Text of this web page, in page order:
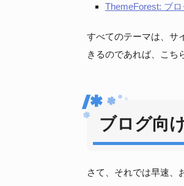
ThemeForest: ブ
すべてのテーマは、サ
きるのであれば、こち
ブログ向
さて、それでは早速、